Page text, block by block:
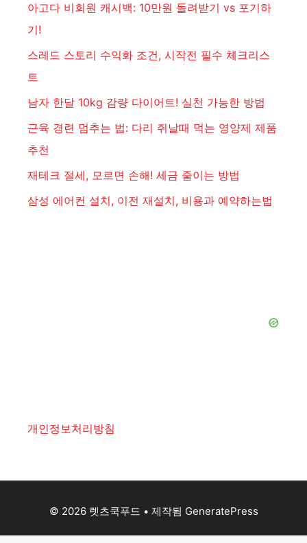
아고다 비회원 캐시백: 10만원 돌려받기 vs 포기하
기!
스레드 스토리 수익화 조건, 시작전 필수 체크리스
트
남자 한달 10kg 감량 다이어트! 실천 가능한 방법
근육 경련 멈추는 법: 다리 쥐날때 먹는 영양제 제품
추천
재테크 절세, 모르면 손해! 세금 줄이는 방법
삼성 에어컨 설치, 이전 재설치, 비용과 예약하는법
개인정보처리방침
© 2026 렛츠쿡푸드 • 제작됨 GeneratePress